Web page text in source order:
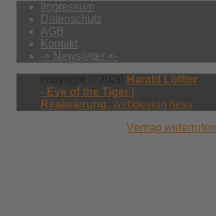
Impressum
Datenschutz
AGB
Kontakt
-> Newsletter <-
Harald Löffler
- Eye of the Tiger |
Realisierung: webdesign hess
Vertrag widerrufen